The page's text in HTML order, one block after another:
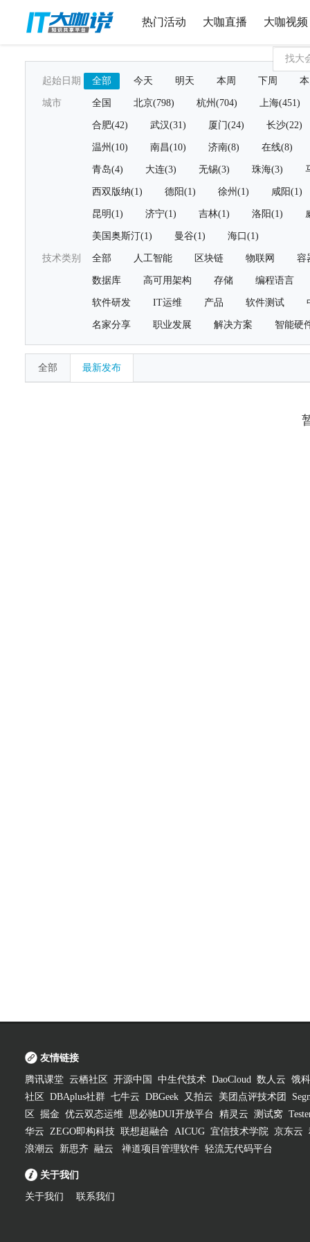
热门活动 大咖直播 大咖视频
起始日期 全部 今天 明天 本周 下周
城市 全国 北京(798) 杭州(704) 上海(451)
合肥(42) 武汉(31) 厦门(24) 长沙(22)
温州(10) 南昌(10) 济南(8) 在线(8)
青岛(4) 大连(3) 无锡(3) 珠海(3)
西双版纳(1) 德阳(1) 徐州(1) 咸阳(1)
昆明(1) 济宁(1) 吉林(1) 洛阳(1)
美国奥斯汀(1) 曼谷(1) 海口(1)
技术类别 全部 人工智能 区块链 物联网 容
数据库 高可用架构 存储 编程语言
软件研发 IT运维 产品 软件测试
名家分享 职业发展 解决方案 智能硬
全部 最新发布
友情链接
腾讯课堂 云栖社区 开源中国 中生代技术 DaoCloud 数人云 饿
社区
DBAplus社群 七牛云 DBGeek 又拍云 美团点评技术团
区
掘金 优云双态运维 思必驰DUI开放平台 精灵云 测试窝
华云 ZEGO即构科技 联想超融合 AICUG 宜信技术学院 京东云
浪潮云
新思齐 融云 禅道项目管理软件 轻流无代码平台
关于我们
关于我们 联系我们